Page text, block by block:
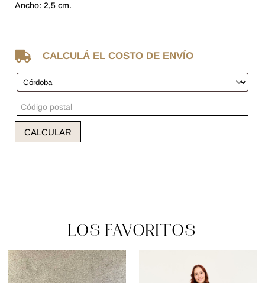
Ancho: 2,5 cm.
 CALCULÁ EL COSTO DE ENVÍO
CALCULAR
LOS FAVORITOS